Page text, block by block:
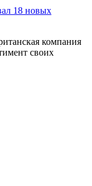
18 новых
компания
своих